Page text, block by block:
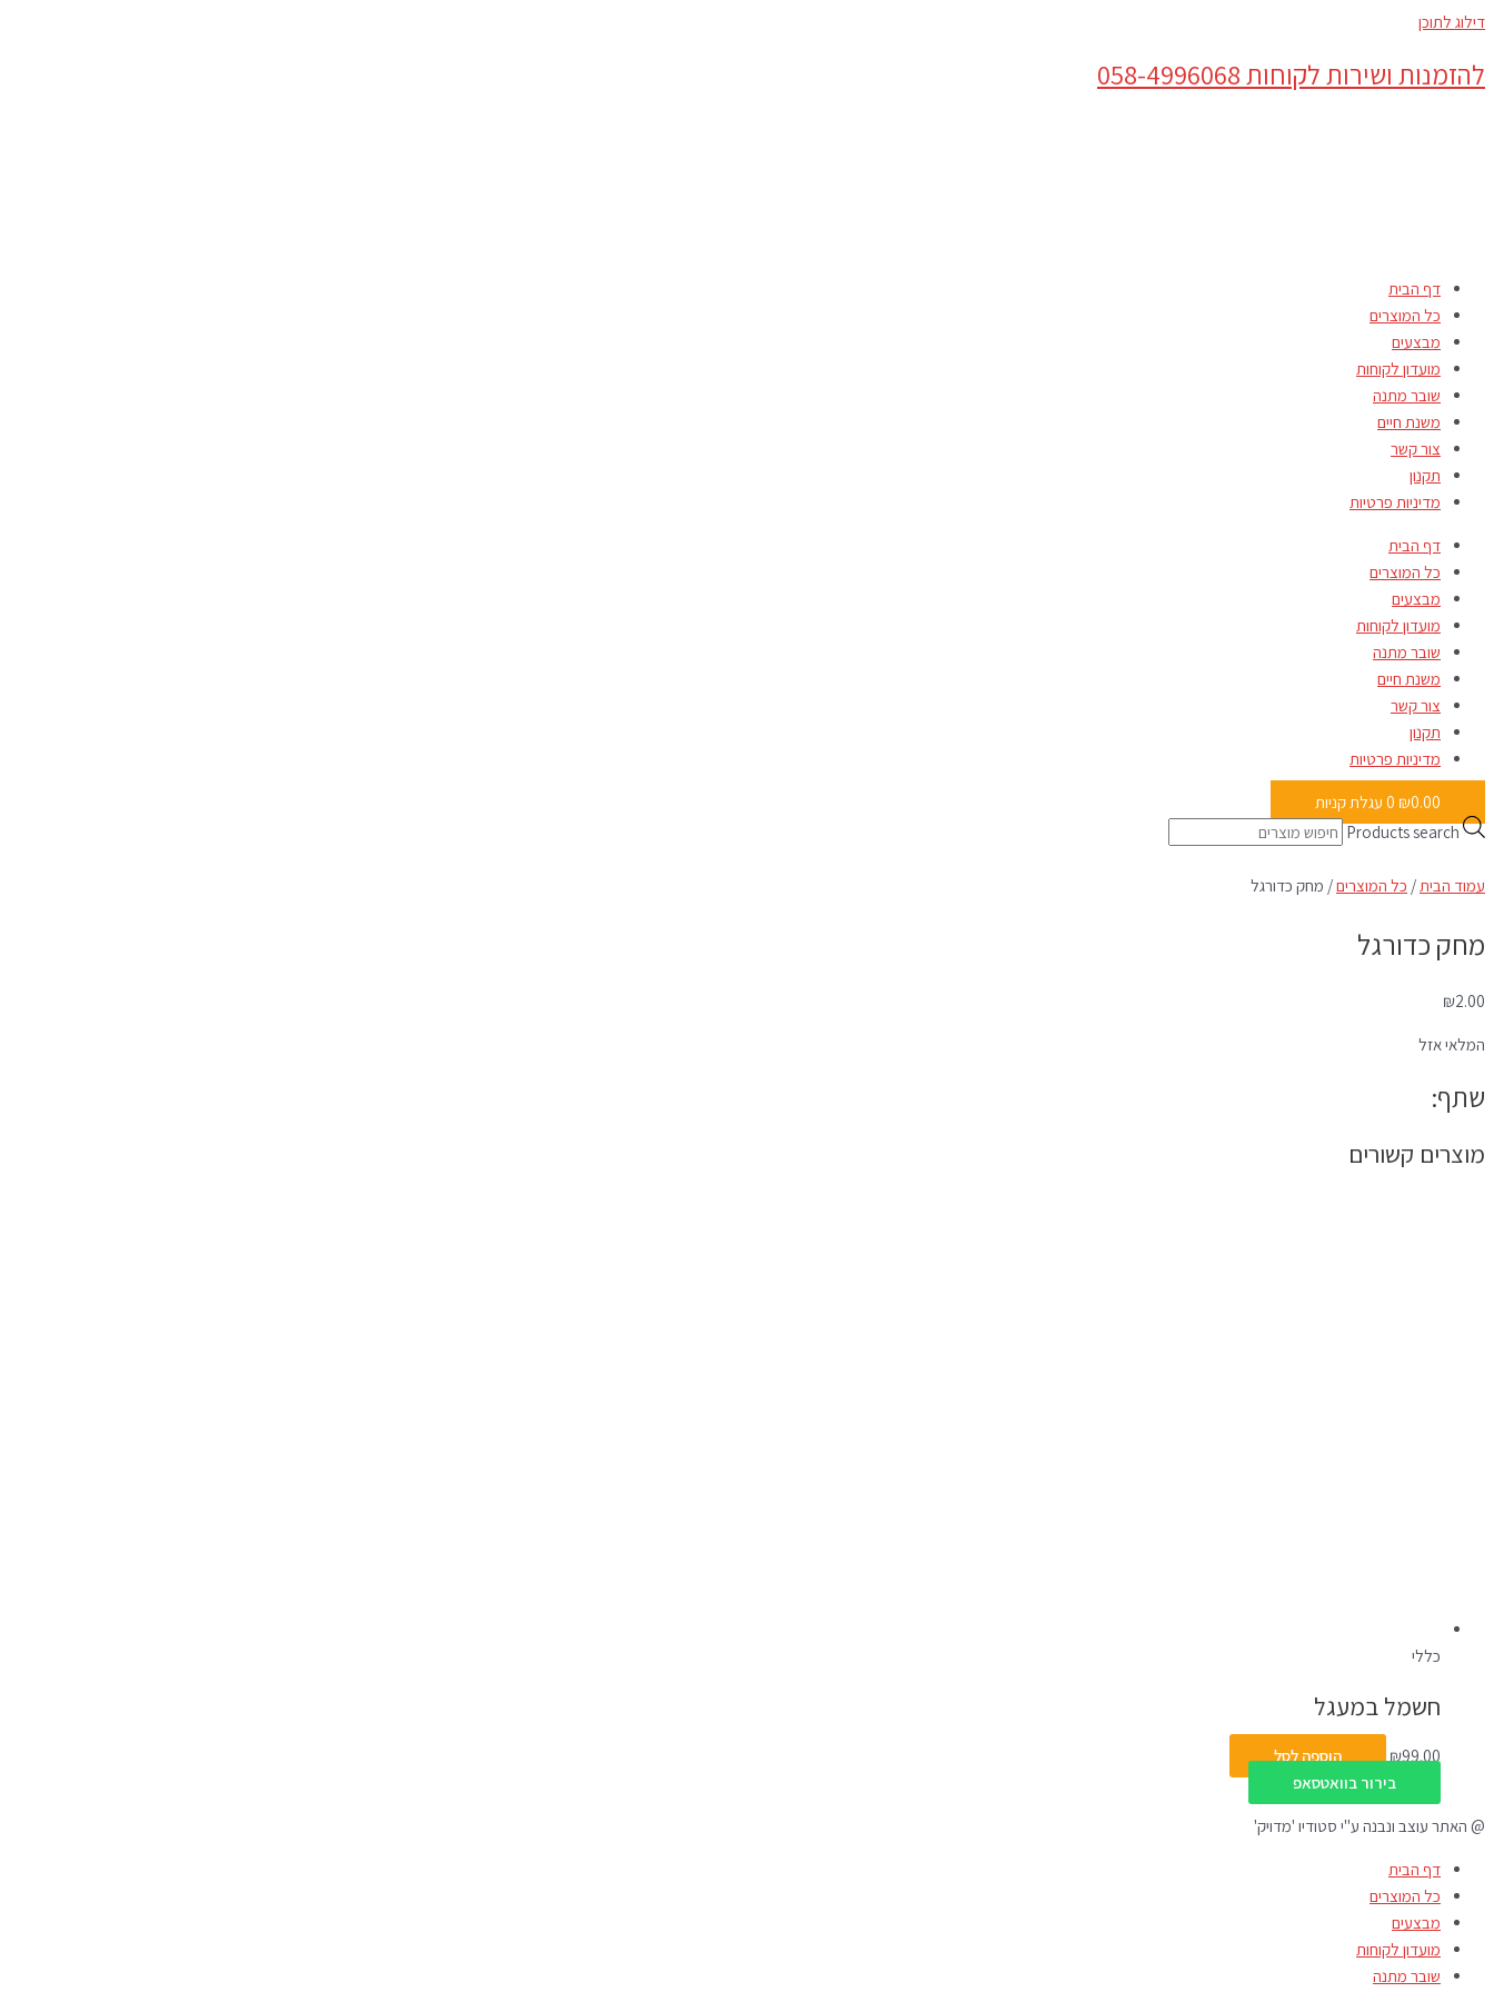
דילוג לתוכן
להזמנות ושירות לקוחות 058-4996068
דף הבית
כל המוצרים
מבצעים
מועדון לקוחות
שובר מתנה
משנת חיים
צור קשר
תקנון
מדיניות פרטיות
דף הבית
כל המוצרים
מבצעים
מועדון לקוחות
שובר מתנה
משנת חיים
צור קשר
תקנון
מדיניות פרטיות
₪0.00
0 עגלת קניות
Products search
עמוד הבית/ כל המוצרים/ מחק כדורגל
מחק כדורגל
₪2.00
המלאי אזל
שתף:
מוצרים קשורים
כללי
חשמל במעגל
₪99.00
הוספה לסל
בירור בוואטסאפ
@ האתר עוצב ונבנה ע"י סטודיו 'מדויק'
דף הבית
כל המוצרים
מבצעים
מועדון לקוחות
שובר מתנה